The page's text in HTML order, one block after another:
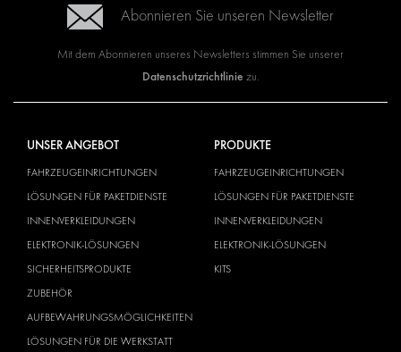
Abonnieren Sie unseren Newsletter
Mit dem Abonnieren unseres Newsletters stimmen Sie unserer
Datenschutzrichtlinie zu.
UNSER ANGEBOT
FAHRZEUGEINRICHTUNGEN
LÖSUNGEN FÜR PAKETDIENSTE
INNENVERKLEIDUNGEN
ELEKTRONIK-LÖSUNGEN
SICHERHEITSPRODUKTE
ZUBEHÖR
AUFBEWAHRUNGSMÖGLICHKEITEN
LÖSUNGEN FÜR DIE WERKSTATT
PRODUKTE
FAHRZEUGEINRICHTUNGEN
LÖSUNGEN FÜR PAKETDIENSTE
INNENVERKLEIDUNGEN
ELEKTRONIK-LÖSUNGEN
KITS